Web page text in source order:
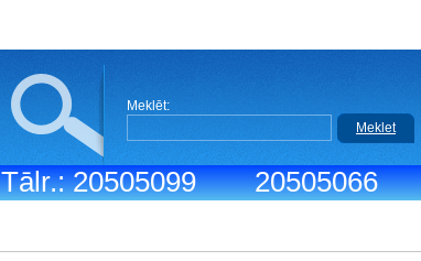
Tālr.: 20505099 20505066
Meklēt:
Meklet